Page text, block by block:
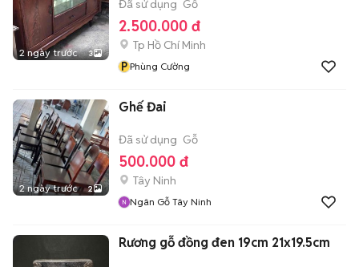
2 ngày trước 3
Đã sử dụng Gỗ
2.500.000 đ
Tp Hồ Chí Minh
P Phùng Cường
2 ngày trước 2
Ghế Đai
Đã sử dụng Gỗ
500.000 đ
Tây Ninh
Ngân Gỗ Tây Ninh
Rương gỗ đồng đen 19cm 21x19.5cm